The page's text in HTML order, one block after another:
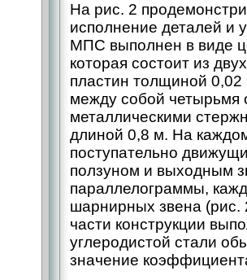
На рис. 2
исполнение деталей и
МПС выполнен в виде
которая состоит из
пластин толщиной
между собой
металлическими
длиной 0,8 м. На
поступательно
ползуном и выходным
параллелограммы,
шарнирных звена (рис.
части конструкции
углеродистой стали
значение